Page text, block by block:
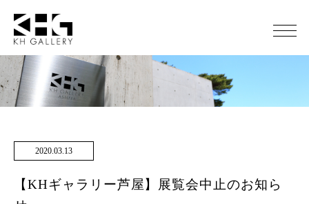
2020.03.13
【KHギャラリー芦屋】展覧会中止のお知ら